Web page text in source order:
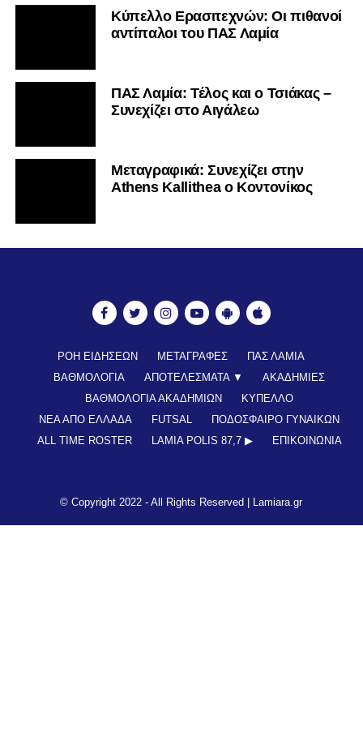
Κύπελλο Ερασιτεχνών: Οι πιθανοί
αντίπαλοι του ΠΑΣ Λαμία
ΠΑΣ Λαμία: Τέλος και ο Τσιάκας –
Συνεχίζει στο Αιγάλεω
Mεταγραφικά: Συνεχίζει στην
Athens Kallithea ο Κοντονίκος
ΡΟΗ ΕΙΔΗΣΕΩΝ ΜΕΤΑΓΡΑΦΕΣ
ΠΑΣ ΛΑΜΙΑ
ΒΑΘΜΟΛΟΓΙΑ
ΑΠΟΤΕΛΕΣΜΑΤΑ ▼
ΑΚΑΔΗΜΙΕΣ
ΒΑΘΜΟΛΟΓΙΑ ΑΚΑΔΗΜΙΩΝ
ΚΥΠΕΛΛΟ
ΝΕΑ ΑΠΟ ΕΛΛΑΔΑ
FUTSAL
ΠΟΔΟΣΦΑΙΡΟ ΓΥΝΑΙΚΩΝ
ALL TIME ROSTER
LAMIA POLIS 87,7 ▶︎ ΕΠΙΚΟΙΝΩΝΊΑ
© Copyright 2022 - All Rights Reserved | Lamiara.gr